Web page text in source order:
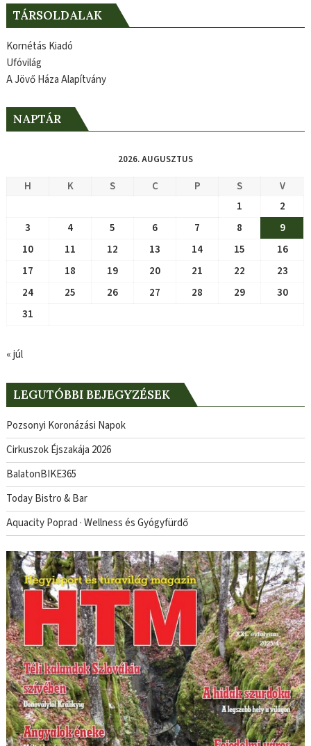
TÁRSOLDALAK
Kornétás Kiadó
Ufóvilág
A Jövő Háza Alapítvány
NAPTÁR
2026. AUGUSZTUS
H K S C P S
V
1
2
3
4 5 6 7 8
9
10
11 12 13 14 15
16
17
18 19 20 21 22
23
24
25 26 27 28 29
30
31
« júl
LEGUTÓBBI BEJEGYZÉSEK
Pozsonyi Koronázási Napok
Cirkuszok Éjszakája 2026
BalatonBIKE365
Today Bistro & Bar
Aquacity Poprad · Wellness és Gyógyfürdő